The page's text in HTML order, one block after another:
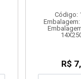
Código:
Embalagem:
R$